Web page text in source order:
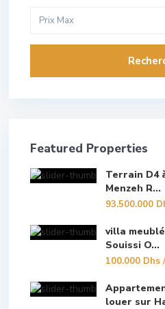
Featured Properties
Terrain D4
Menzeh R...
93.500.000
villa
Souissi O...
100.000 Dhs
louer sur